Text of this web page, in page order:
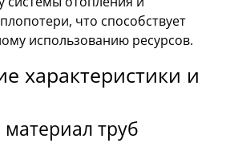
что способствует
использованию ресурсов.
характеристики и
материал труб